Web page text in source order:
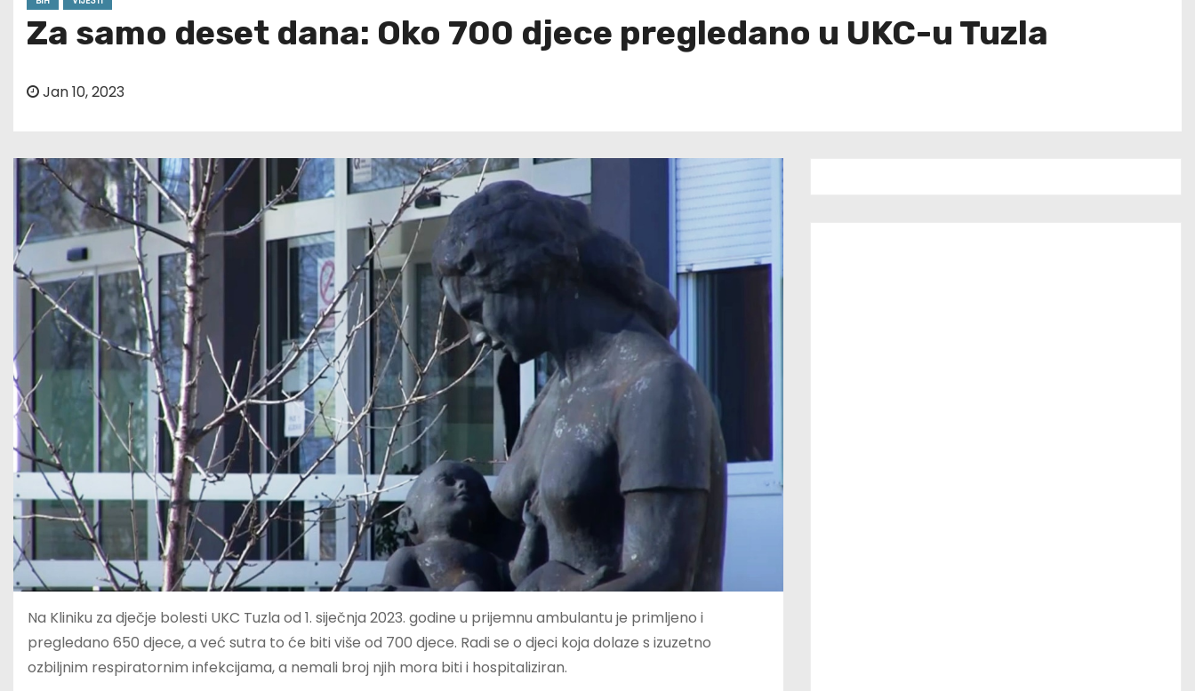
Za samo deset dana: Oko 700 djece pregledano u UKC-u Tuzla
Jan 10, 2023
Na Kliniku za dječje bolesti UKC Tuzla od 1. siječnja 2023. godine u prijemnu ambulantu je primljeno i
pregledano 650 djece, a već sutra to će biti više od 700 djece. Radi se o djeci koja dolaze s izuzetno
ozbiljnim respiratornim infekcijama, a nemali broj njih mora biti i hospitaliziran.